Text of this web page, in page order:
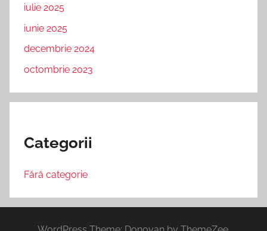
iulie 2025
iunie 2025
decembrie 2024
octombrie 2023
Categorii
Fără categorie